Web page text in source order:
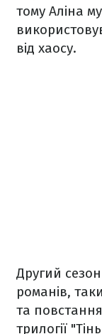
тому Аліна
від хаосу.
Другий сезон
романів,
та
трилогії